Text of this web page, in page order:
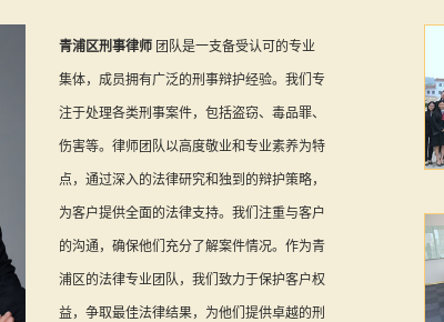
青浦区刑事律师 团队是一支备受认可的专业
集体，成员拥有广泛的刑事辩护经验。我们专
注于处理各类刑事案件，包括盗窃、毒品罪、
伤害等。律师团队以高度敬业和专业素养为特
点，通过深入的法律研究和独到的辩护策略，
为客户提供全面的法律支持。我们注重与客户
的沟通，确保他们充分了解案件情况。作为青
浦区的法律专业团队，我们致力于保护客户权
益，争取最佳法律结果，为他们提供卓越的刑